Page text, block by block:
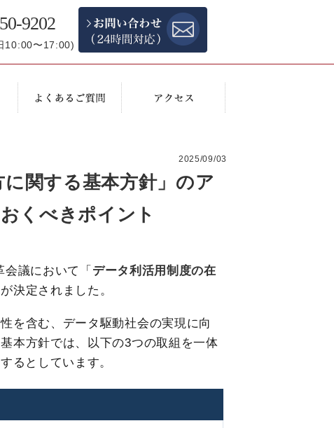
9202
10:00〜17:00)
2025/09/03
に関する基本方針」のア
くべきポイント
議において「 データ利活用制度の在
決定されました。
を含む、データ駆動社会の実現に向
本方針では、以下の3つの取組を一体
るとしています。